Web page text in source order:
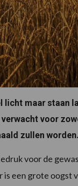
maar staan
voor
zullen
voor de
is een grote